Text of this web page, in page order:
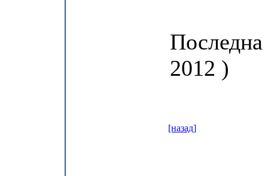
2012 )
[назад]